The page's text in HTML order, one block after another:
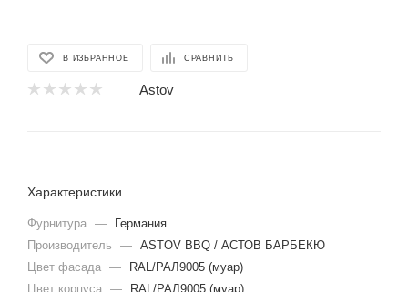
В ИЗБРАННОЕ СРАВНИТЬ
Astov
Характеристики
Фурнитура —
Германия
Производитель
— ASTOV BBQ / АСТОВ БАРБЕКЮ
Цвет фасада —
RAL/РАЛ9005 (муар)
Цвет корпуса —
RAL/РАЛ9005 (муар)